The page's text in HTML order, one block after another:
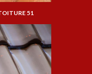
51